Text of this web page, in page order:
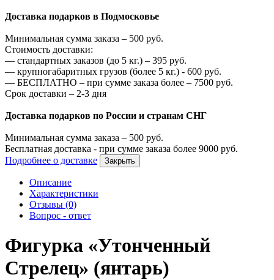
Доставка подарков в Подмосковье
Минимальная сумма заказа – 500 руб.
Стоимость доставки:
— стандартных заказов (до 5 кг.) – 395 руб.
— крупногабаритных грузов (более 5 кг.) - 600 руб.
— БЕСПЛАТНО – при сумме заказа более – 7500 руб.
Срок доставки – 2-3 дня
Доставка подарков по России и странам СНГ
Минимальная сумма заказа – 500 руб.
Бесплатная доставка - при сумме заказа более 9000 руб.
Подробнее о доставке
Закрыть
Описание
Характеристики
Отзывы (0)
Вопрос - ответ
Фигурка «Утонченный
Стрелец» (янтарь)